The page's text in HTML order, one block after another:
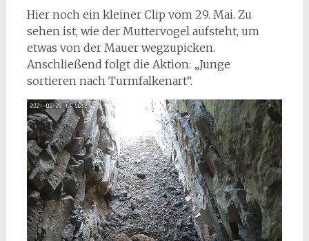
Hier noch ein kleiner Clip vom 29. Mai. Zu
sehen ist, wie der Muttervogel aufsteht, um
etwas von der Mauer wegzupicken.
Anschließend folgt die Aktion: „Junge
sortieren nach Turmfalkenart“.